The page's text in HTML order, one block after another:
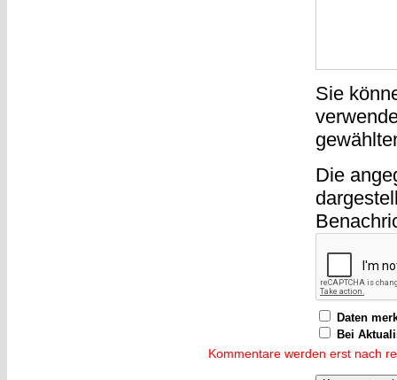
Sie
Die
Daten
Bei
Kommentare werden erst nach